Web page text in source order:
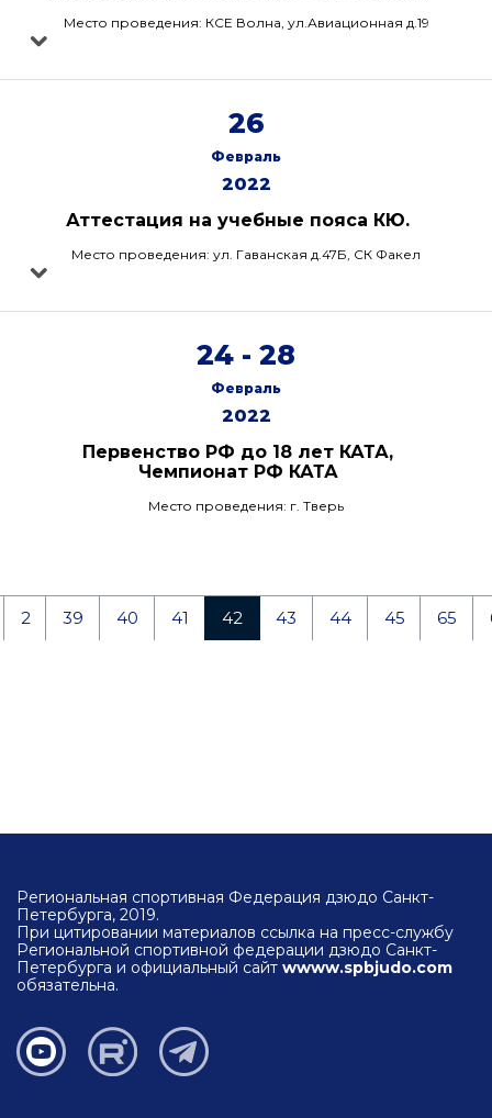
Место проведения: КСЕ Волна, ул.Авиационная д.19
26
Февраль
2022
Аттестация на учебные пояса КЮ.
Место проведения: ул. Гаванская д.47Б, СК Факел
24 - 28
Февраль
2022
Первенство РФ до 18 лет КАТА,
Чемпионат РФ КАТА
Место проведения: г. Тверь
2 39 40 41 42 43 44 45 65
Региональная спортивная Федерация дзюдо Санкт-
Петербурга, 2019.
При цитировании материалов ссылка на пресс-службу
Региональной спортивной федерации дзюдо Санкт-
Петербурга и официальный сайт wwww.spbjudo.com
обязательна.